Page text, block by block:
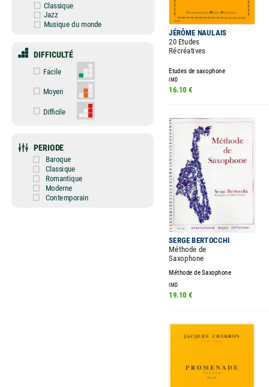
Classique
Jazz
Musique du monde
DIFFICULTÉ
Facile
Moyen
Difficile
PERIODE
Baroque
Classique
Romantique
Moderne
Contemporain
JÉRÔME NAULAIS
20 Etudes
Récréatives
Etudes de saxophone
IMD
16.10 €
SERGE BERTOCCHI
Méthode de
Saxophone
Méthode de Saxophone
IMD
19.10 €